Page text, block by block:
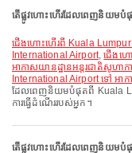
តើផ្លូវហោះហើរដែលពេញនិយមបំ
ជើងហោះហើរពី Kuala Lumpur International Airport ទៅ Kota Kinabalu
International Airport,ជើងហ
អាកាសយានដ្ឋានអន្តរជាតិសូហា
International Airport ទៅ អា
ដែលពេញនិយមបំផុតពី Kuala
ការធ្វើដំណើររបស់អ្នក។
តើផ្លូវហោះហើរដែលពេញនិយមបំផុ